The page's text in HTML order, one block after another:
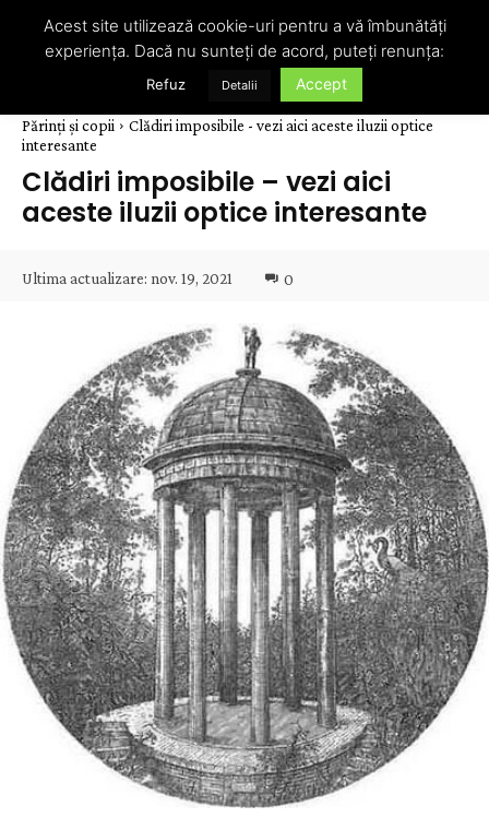
Părinți și copii
Clădiri imposibile - vezi aici aceste iluzii optice
interesante
Clădiri imposibile – vezi aici
aceste iluzii optice interesante
Ultima actualizare: nov. 19, 2021 0
Acest site utilizează cookie-uri pentru a vă îmbunătăți
experiența. Dacă nu sunteți de acord, puteți renunța:
Refuz Detalii Accept